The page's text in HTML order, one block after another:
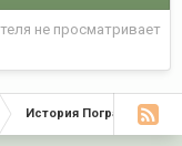
не просматривает
История Пограничных